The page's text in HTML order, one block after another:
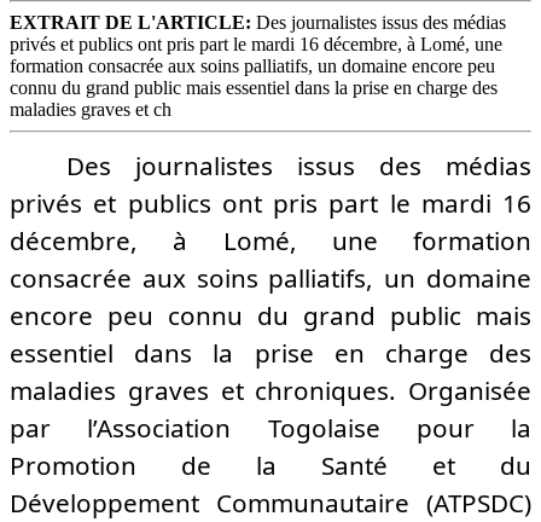
EXTRAIT DE L'ARTICLE: Des journalistes issus des médias
privés et publics ont pris part le mardi 16 décembre, à Lomé, une
formation consacrée aux soins palliatifs, un domaine encore peu
connu du grand public mais essentiel dans la prise en charge des
maladies graves et ch
Des journalistes issus des médias
privés et publics ont pris part le mardi 16
décembre, à Lomé, une formation
consacrée aux soins palliatifs, un domaine
encore peu connu du grand public mais
essentiel dans la prise en charge des
maladies graves et chroniques. Organisée
par l’Association Togolaise pour la
Promotion de la
Santé et du
Développement Communautaire (ATPSDC)